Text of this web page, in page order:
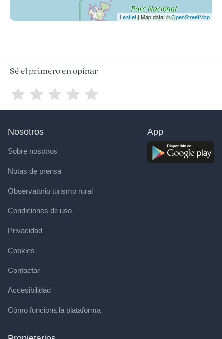
Leaflet| Map data: ©OpenStreetMap
Sé el primero en opinar
Nosotros
Sobre nosotros
Notas de prensa
Observatorio turismo rural
Condiciones de uso
Privacidad
Cookies
Contactar
Accesibilidad
Cómo funciona la plataforma
App